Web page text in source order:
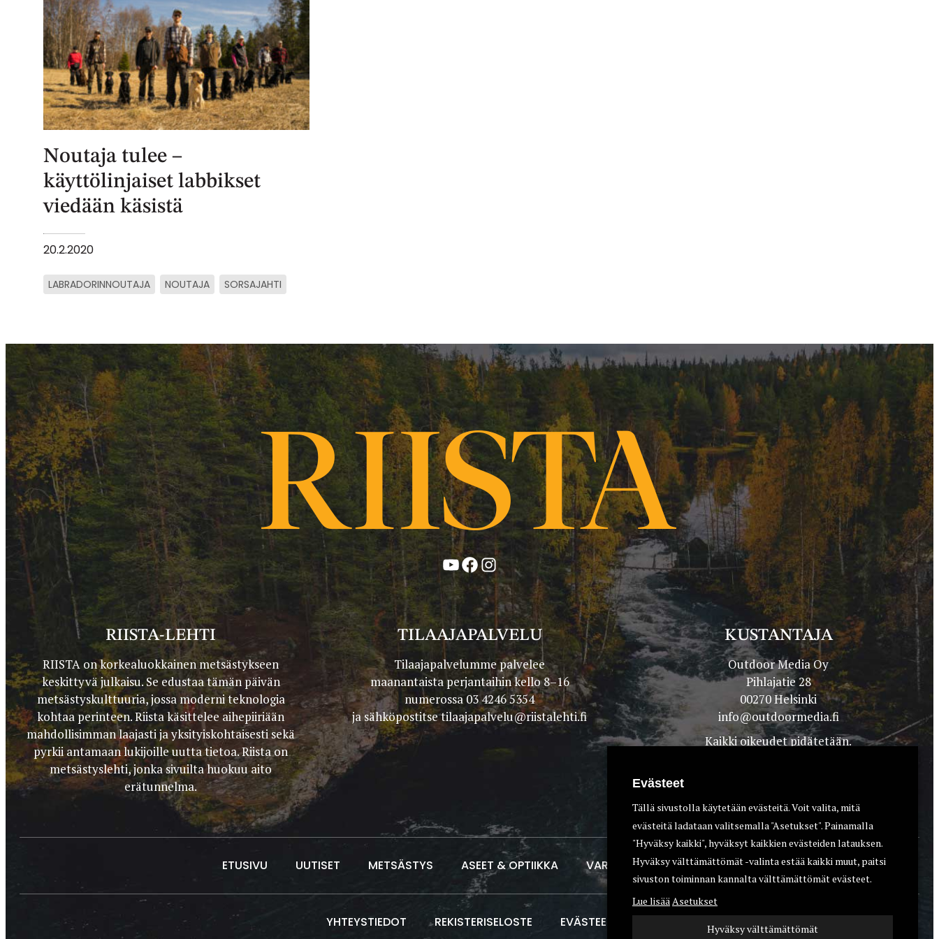
Noutaja tulee –
käyttölinjaiset labbikset
viedään käsistä
20.2.2020
LABRADORINNOUTAJA NOUTAJA SORSAJAHTI
YouTube
Facebook
Instagram
RIISTA-LEHTI
RIISTA on korkealuokkainen metsästykseen
keskittyvä julkaisu. Se edustaa tämän päivän
metsästyskulttuuria, jossa moderni teknologia
kohtaa perinteen. Riista käsittelee aihepiiriään
mahdollisimman laajasti ja yksityiskohtaisesti sekä
pyrkii antamaan lukijoille uutta tietoa. Riista on
metsästyslehti, jonka sivuilta huokuu aito
erätunnelma.
TILAAJAPALVELU
Tilaajapalvelumme palvelee
maanantaista perjantaihin kello 8–16
numerossa 03 4246 5354
ja sähköpostitsetilaajapalvelu@riistalehti.fi
KUSTANTAJA
Outdoor Media Oy
Pihlajatie 28
00270 Helsinki
info@outdoormedia.fi
Kaikki oikeudet pidätetään.
ETUSIVU UUTISET METSÄSTYS ASEET & OPTIIKKA VARUSTEET KOIRAT
YHTEYSTIEDOT REKISTERISELOSTE EVÄSTEET
Evästeet
Tällä sivustolla käytetään evästeitä. Voit valita, mitä
evästeitä ladataan valitsemalla "Asetukset". Painamalla
"Hyväksy kaikki", hyväksyt kaikkien evästeiden latauksen.
Hyväksy välttämättömät -valinta estää kaikki muut, paitsi
sivuston toiminnan kannalta välttämättömät evästeet.
Lue lisääAsetukset
Hyväksy välttämättömät